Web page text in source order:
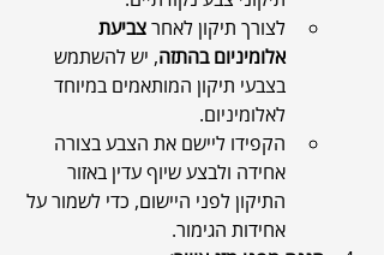
לצורך תיקון לאחר צביעת
אלומיניום בהתזה, יש להשתמש
בצבעי תיקון המותאמים במיוחד
לאלומיניום.
הקפידו ליישם את הצבע בצורה
אחידה ולבצע שיוף עדין באזור
התיקון לפני היישום, כדי לשמור על
אחידות הגימור.